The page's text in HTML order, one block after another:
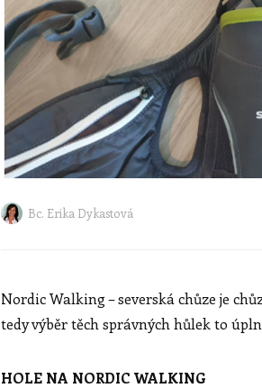
Bc. Erika Dykastová
Nordic Walking – severská chůze je
tedy výběr těch správných hůlek to
HOLE NA NORDIC WALKING